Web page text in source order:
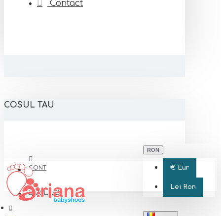
Contact
COSUL TAU
CONT
CONT NOU
RON
€ Eur
Lei Ron